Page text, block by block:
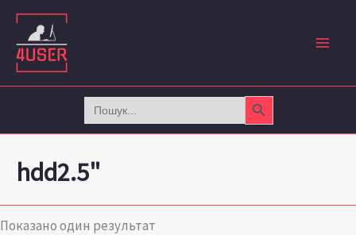
Перейти
вмісту
Search
for:
Search Button
hdd2.5"
Показано один результат